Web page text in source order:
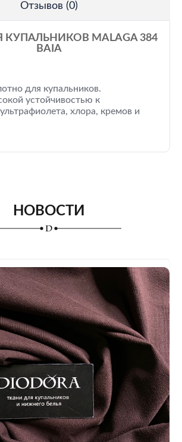
Отзывов (0)
MALAGA 384
BAIA
для купальников.
устойчивостью к
хлора, кремов и
НОВОСТИ